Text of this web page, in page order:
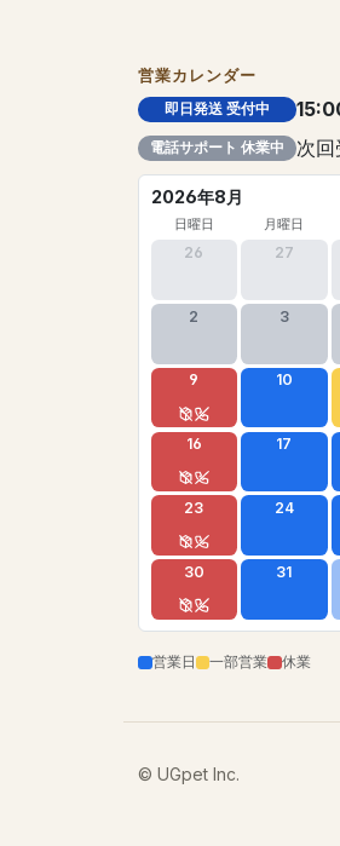
営業カレンダー
即日発送 受付中
電話サポート 休業中 次
2026年8月
日曜日 月曜日
26 27
2 3
9 10
16 17
23 24
30 31
営業日 一部営業 休業
© UGpet Inc.